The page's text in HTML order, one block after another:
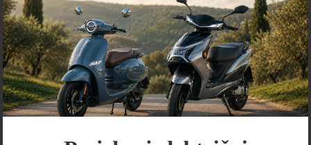
12.5. Ponudnik bo kupnino vrnil najkasneje v 14 dneh po
prejemu vrnjenega blaga, in sicer na isti način (z istim plačilnim
sredstvom), kot je bilo izvedeno plačilo, razen če se kupec in
prodajalec dogovorita drugače.
Potrošnik odgovarja za zmanjšanje vrednosti blaga, če je
zmanjšanje vrednosti posledica ravnanja, ki ni nujno potrebno za
ugotovitev narave, lastnosti in delovanja blaga